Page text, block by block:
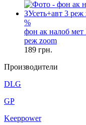
%
фон ак налоб
реж zoom
189 грн.
Производители
DLG
GP
Keeppower